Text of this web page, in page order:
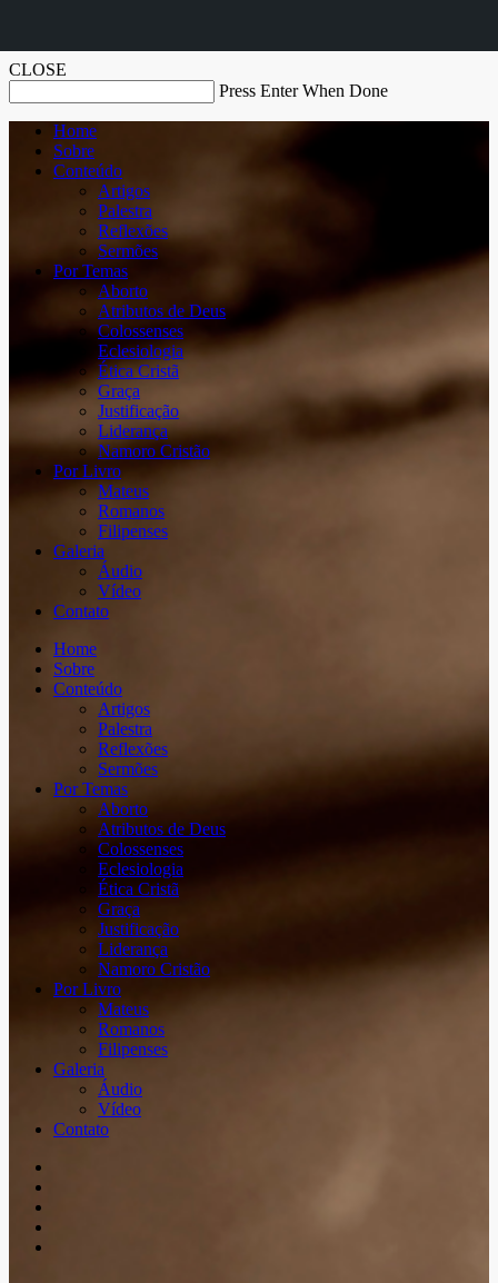
CLOSE
Press Enter When Done
Home
Sobre
Conteúdo
Artigos
Palestra
Reflexões
Sermões
Por Temas
Aborto
Atributos de Deus
Colossenses
Eclesiologia
Ética Cristã
Graça
Justificação
Liderança
Namoro Cristão
Por Livro
Mateus
Romanos
Filipenses
Galeria
Áudio
Vídeo
Contato
Home
Sobre
Conteúdo
Artigos
Palestra
Reflexões
Sermões
Por Temas
Aborto
Atributos de Deus
Colossenses
Eclesiologia
Ética Cristã
Graça
Justificação
Liderança
Namoro Cristão
Por Livro
Mateus
Romanos
Filipenses
Galeria
Áudio
Vídeo
Contato